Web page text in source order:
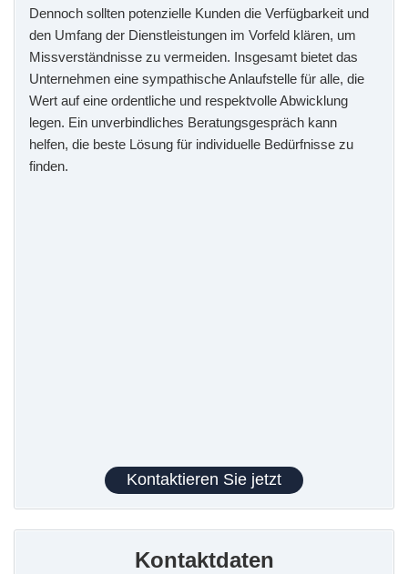
Dennoch sollten potenzielle Kunden die Verfügbarkeit und
den Umfang der Dienstleistungen im Vorfeld klären, um
Missverständnisse zu vermeiden. Insgesamt bietet das
Unternehmen eine sympathische Anlaufstelle für alle, die
Wert auf eine ordentliche und respektvolle Abwicklung
legen. Ein unverbindliches Beratungsgespräch kann
helfen, die beste Lösung für individuelle Bedürfnisse zu
finden.
Kontaktieren Sie jetzt
Kontaktdaten